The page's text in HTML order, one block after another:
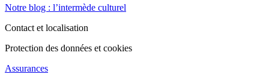
Notre blog : l’intermède culturel
Contact et localisation
Protection des données et cookies
Assurances